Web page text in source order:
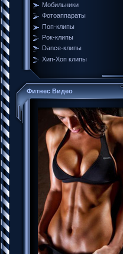
Мобильники
Фотоаппараты
Поп-клипы
Рок-клипы
Dance-клипы
Хип-Хоп клипы
Фитнес Видео